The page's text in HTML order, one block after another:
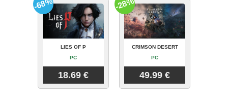
LIES OF P
PC
18.69 €
-68%
CRIMSON DESERT
PC
49.99 €
-28%